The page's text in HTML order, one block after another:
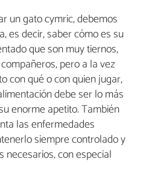
un gato cymric, debemos
es decir, saber cómo es su
que son muy tiernos,
pero a la vez
con qué o con quien jugar,
debe ser lo más
enorme apetito. También
las enfermedades
siempre controlado y
necesarios, con especial